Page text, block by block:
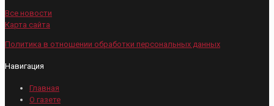
Все новости
Карта сайта
Политика в отношении обработки персональных данных
Навигация
Главная
О газете